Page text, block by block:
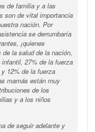
de familia y a las
son de vital importancia
nación. Por
se derrumbaría
¡quienes
la salud de la nación,
27% de la fuerza
12% de la fuerza
mamás están muy
de los
y a los niños
de seguir adelante y